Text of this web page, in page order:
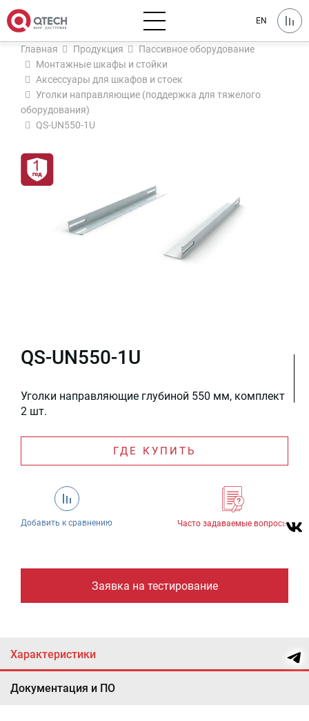
EN
Главная Продукция
Пассивное оборудование
Монтажные шкафы и стойки
Аксессуары для шкафов и стоек
Уголки направляющие (поддержка для тяжелого
оборудования)
QS-UN550-1U
QS-UN550-1U
Уголки направляющие глубиной 550 мм, комплект
2 шт.
ГДЕ КУПИТЬ
Добавить к сравнению Часто задаваемые вопросы
Заявка на тестирование
Характеристики
Документация и ПО